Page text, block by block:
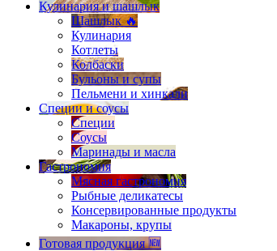
Кулинария и шашлык
Шашлык 🔥
Кулинария
Котлеты
Колбаски
Бульоны и супы
Пельмени и хинкали
Специи и соусы
Специи
Соусы
Маринады и масла
Гастрономия
Мясная гастрономия
Рыбные деликатесы
Консервированные продукты
Макароны, крупы
Готовая продукция 🆕